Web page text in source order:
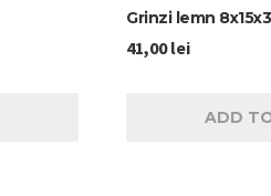
Grinzi lemn
41,00lei
ADD